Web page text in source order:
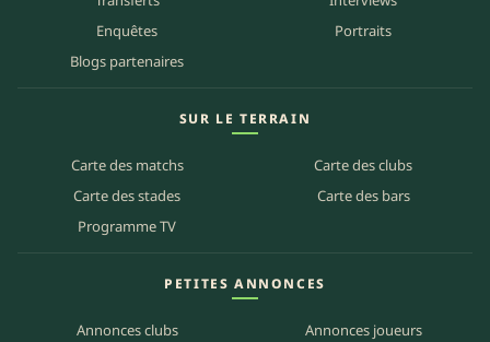
Enquêtes
Portraits
Blogs partenaires
SUR LE TERRAIN
Carte des matchs
Carte des clubs
Carte des stades
Carte des bars
Programme TV
PETITES ANNONCES
Annonces clubs
Annonces joueurs